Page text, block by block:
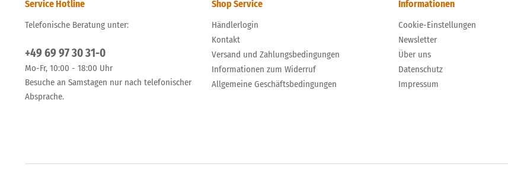
Service Hotline
Telefonische Beratung unter:
+49 69 97 30 31-0
Mo-Fr, 10:00 - 18:00 Uhr
Besuche an Samstagen nur nach telefonischer
Absprache.
Shop Service
Händlerlogin
Kontakt
Versand und Zahlungsbedingungen
Informationen zum Widerruf
Allgemeine Geschäftsbedingungen
Informationen
Cookie-Einstellungen
Newsletter
Über uns
Datenschutz
Impressum